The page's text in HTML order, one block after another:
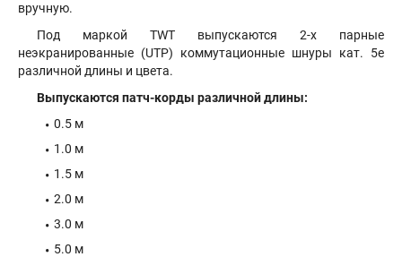
вручную.
Под маркой TWT выпускаются 2-х парные
неэкранированные (UTP) коммутационные шнуры кат. 5е
различной длины и цвета.
Выпускаются патч-корды различной длины:
0.5 м
1.0 м
1.5 м
2.0 м
3.0 м
5.0 м